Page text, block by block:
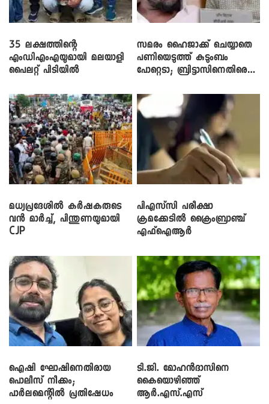
35 ലക്ഷത്തിന്റെ
എംഡിഎംഎയുമായി മലയാളി
പൈലറ്റ് പിടിയിൽ
സമരം ഹൈജാക്ക് ചെയ്യാതെ
പണിയെടുത്ത് കുടുംബം
പോറ്റെടാ; ബ്രിട്ടാസിനെതിരെ
മധ്യപ്രദേശിൽ കർഷകരുടെ
വൻ മാർച്ച്, പിന്തുണയുമായി
CJP
പിഎസ്‌സി പരീക്ഷാ
ക്രമക്കേ‌ടിൽ ക്രൈംബ്രാഞ്ച്
എഫ്ഐആർ
ഐഷി ഘോഷിനെതിരായ
പൊലീസ് നീക്കം;
പാര്‍ലമെന്റിൽ പ്രതിഷേധം
ടി.ജി. മോഹൻദാസിനെ
കൈയൊഴിഞ്ഞ്
ആർ.എസ്.എസ്